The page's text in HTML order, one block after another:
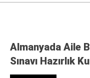
Almanyada Aile
Sınavı Hazırlık